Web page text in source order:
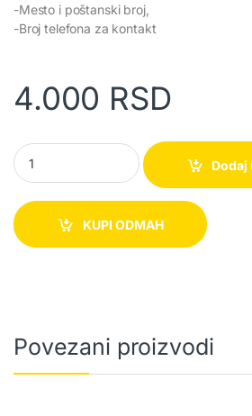
-Mesto i poštanski broj,
-Broj telefona za kontakt
4.000 RSD
Aparat za kokice – Sokany SK-290
Dodaj
KUPI ODMAH
Povezani proizvodi